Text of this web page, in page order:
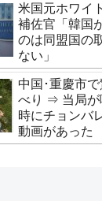
米国元ホワイ
補佐官「韓国
のは同盟国の
ない」
中国･重慶市
べり ⇒ 当局が
時にチョンバ
動画があった